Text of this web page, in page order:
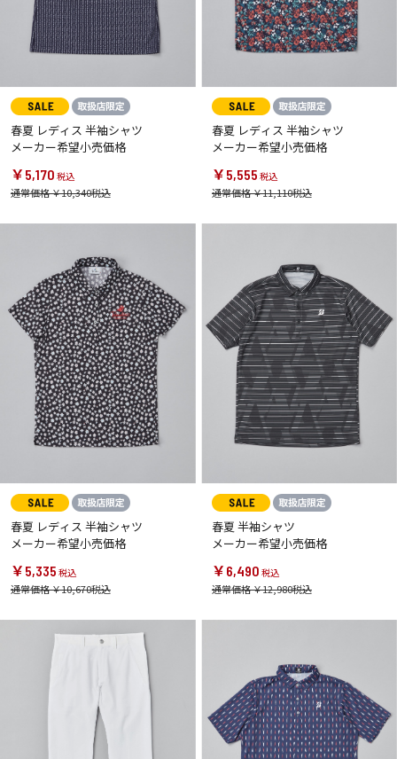
春夏 レディス 半袖シャツ
メーカー希望小売価格
￥5,170
通常価格 ￥10,340
春夏 レディス 半袖シャツ
メーカー希望小売価格
￥5,555
通常価格 ￥11,110
春夏 レディス 半袖シャツ
メーカー希望小売価格
￥5,335
通常価格 ￥10,670
春夏 半袖シャツ
メーカー希望小売価格
￥6,490
通常価格 ￥12,980